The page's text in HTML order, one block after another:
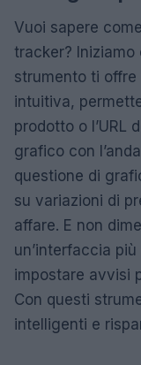
Vuoi sapere
tracker? Iniziamo
strumento ti offre
intuitiva,
prodotto o l’URL
grafico con
questione di
su variazioni di
affare. E non
un’interfaccia
impostare avvisi
Con questi
intelligenti e